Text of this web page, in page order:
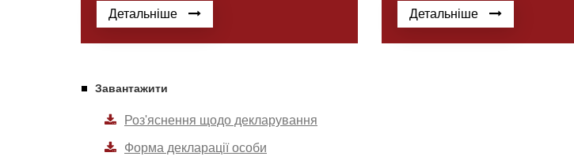
Детальніше Детальніше
Завантажити
Роз'яснення щодо декларування
Форма декларації особи